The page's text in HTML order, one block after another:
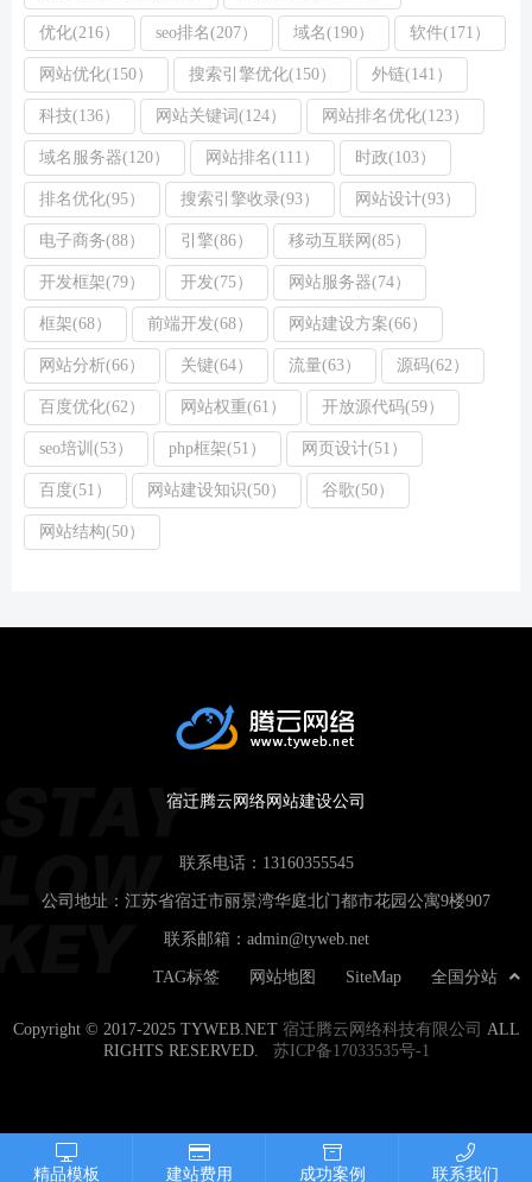
优化(216） seo排名(207） 域名(190） 软件(171）
网站优化(150） 搜索引擎优化(150） 外链(141）
科技(136） 网站关键词(124） 网站排名优化(123）
域名服务器(120） 网站排名(111） 时政(103）
排名优化(95） 搜索引擎收录(93） 网站设计(93）
电子商务(88） 引擎(86） 移动互联网(85）
开发框架(79） 开发(75） 网站服务器(74）
框架(68） 前端开发(68） 网站建设方案(66）
网站分析(66） 关键(64） 流量(63） 源码(62）
百度优化(62） 网站权重(61） 开放源代码(59）
seo培训(53） php框架(51） 网页设计(51）
百度(51） 网站建设知识(50） 谷歌(50）
网站结构(50）
宿迁腾云网络网站建设公司
联系电话： 13160355545
公司地址：江苏省宿迁市丽景湾华庭北门都市花园公寓9楼907
联系邮箱： admin@tyweb.net
全国分站
SiteMap
网站地图
TAG标签
Copyright © 2017-2025 TYWEB.NET 宿迁腾云网络科技有限公司
ALL
RIGHTS RESERVED. 苏ICP备17033535号-1
精品模板 建站费用 成功案例 联系我们